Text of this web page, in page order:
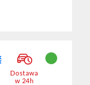
Dostawa
w 24h